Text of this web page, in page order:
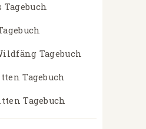
Tagebuch
Tagebuch
Tagebuch
Tagebuch